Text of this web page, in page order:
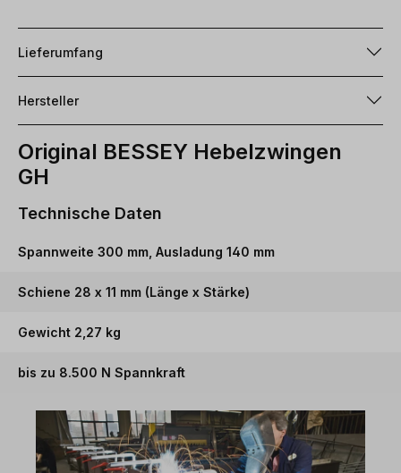
Lieferumfang
Hersteller
Original BESSEY Hebelzwingen
GH
Technische Daten
Spannweite 300 mm, Ausladung 140 mm
Schiene 28 x 11 mm (Länge x Stärke)
Gewicht 2,27 kg
bis zu 8.500 N Spannkraft